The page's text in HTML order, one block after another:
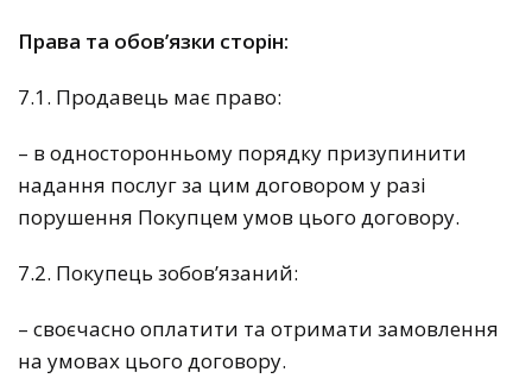
Права та обов’язки сторін:
7.1. Продавець має право:
– в односторонньому порядку призупинити
надання послуг за цим договором у разі
порушення Покупцем умов цього договору.
7.2. Покупець зобов’язаний:
– своєчасно оплатити та отримати замовлення
на умовах цього договору.